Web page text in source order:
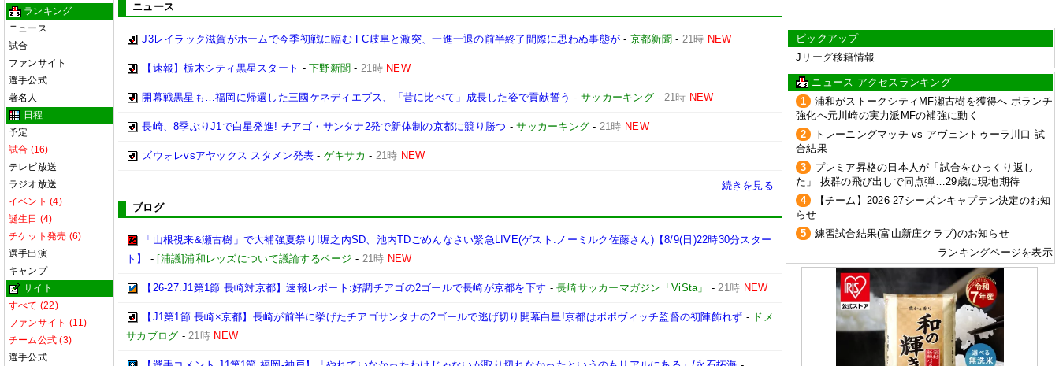
ランキング
ニュース
試合
ファンサイト
選手公式
著名人
日程
予定
試合 (16)
テレビ放送
ラジオ放送
イベント (4)
誕生日 (4)
チケット発売 (6)
選手出演
キャンプ
サイト
すべて (22)
ファンサイト (11)
チーム公式 (3)
選手公式
ニュース
J3レイラック滋賀がホームで今季初戦に臨む FC岐阜と激突、一進一退の前半終了間際に思わぬ事態が - 京都新聞 - 21時 NEW
【速報】栃木シティ黒星スタート -下野新聞 - 21時 NEW
開幕戦黒星も…福岡に帰還した三國ケネディエブス、「昔に比べて」成長した姿で貢献誓う -サッカーキング- 21時 NEW
長崎、8季ぶりJ1で白星発進! チアゴ・サンタナ2発で新体制の京都に競り勝つ -サッカーキング - 21時 NEW
ズウォレvsアヤックス スタメン発表 - ゲキサカ - 21時 NEW
続きを見る
ブログ
「山根視来&瀬古樹」で大補強夏祭り!堀之内SD、池内TDごめんなさい緊急LIVE(ゲスト:ノーミルク佐藤さん)【8/9(日)22時30分スター
ト】
- [浦議]浦和レッズについて議論するページ - 21時 NEW
【26-27.J1第1節 長崎対京都】速報レポート:好調チアゴの2ゴールで長崎が京都を下す -長崎サッカーマガジン「ViSta」 -21時 NEW
【J1第1節 長崎×京都】長崎が前半に挙げたチアゴサンタナの2ゴールで逃げ切り開幕白星!京都はポポヴィッチ監督の初陣飾れず - ドメ
サカブログ -21時 NEW
ピックアップ
Jリーグ移籍情報
ニュース アクセスランキング
1
浦和がストークシティMF瀬古樹を獲得へ ボランチ
強化へ元川崎の実力派MFの補強に動く
2
トレーニングマッチ vs アヴェントゥーラ川口 試
合結果
3
プレミア昇格の日本人が「試合をひっくり返し
た」 抜群の飛び出しで同点弾…29歳に現地期待
4
【チーム】2026-27シーズンキャプテン決定のお知
らせ
5
練習試合結果(富山新庄クラブ)のお知らせ
ランキングページを表示